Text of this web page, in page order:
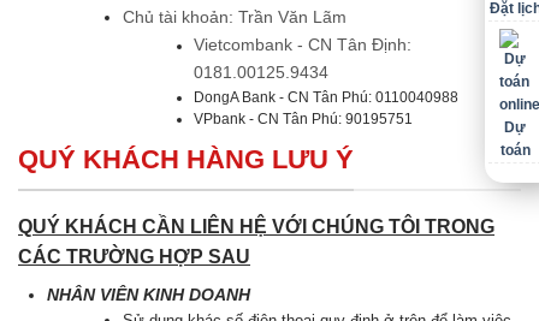
Chủ tài khoản: Trần Văn Lãm
Vietcombank - CN Tân Định:
0181.00125.9434
DongA Bank - CN Tân Phú: 0110040988
VPbank - CN Tân Phú: 90195751
QUÝ KHÁCH HÀNG LƯU Ý
QUÝ KHÁCH CẦN LIÊN HỆ VỚI CHÚNG TÔI TRONG
CÁC TRƯỜNG HỢP SAU
NHÂN VIÊN KINH DOANH
Đặt
Dự
toán